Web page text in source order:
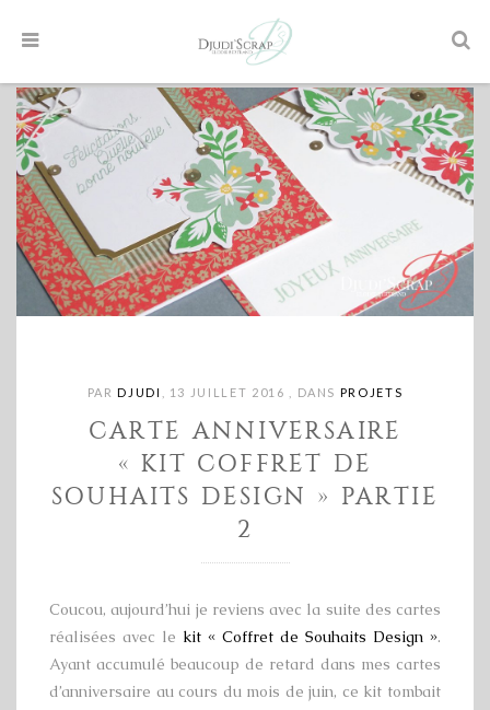
PARDJUDI 13 JUILLET 2016 DANS PROJETS
CARTE ANNIVERSAIRE
« KIT COFFRET DE
SOUHAITS DESIGN » PARTIE
2
Coucou, aujourd’hui je reviens avec la suite des cartes
réalisées avec le kit « Coffret de Souhaits Design ».
Ayant accumulé beaucoup de retard dans mes cartes
d’anniversaire au cours du mois de juin, ce kit tombait